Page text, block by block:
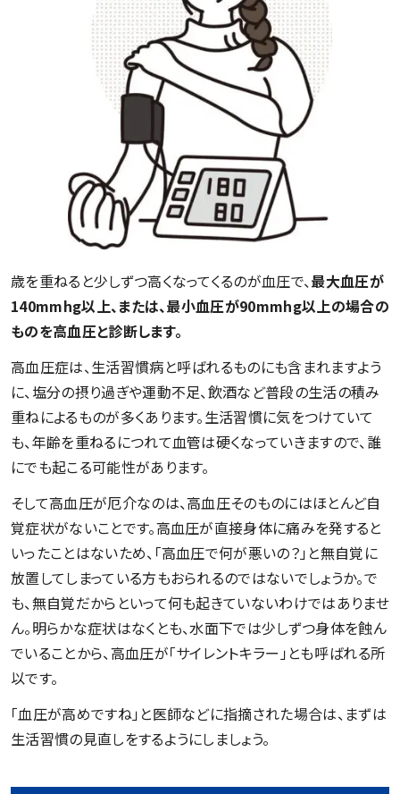
歳を重ねると少しずつ高くなってくるのが血圧で、最大血圧が
140mmhg以上、または、最小血圧が90mmhg以上の場合の
ものを高血圧と診断します。
高血圧症は、生活習慣病と呼ばれるものにも含まれますよう
に、塩分の摂り過ぎや運動不足、飲酒など普段の生活の積み
重ねによるものが多くあります。生活習慣に気をつけていて
も、年齢を重ねるにつれて血管は硬くなっていきますので、誰
にでも起こる可能性があります。
そして高血圧が厄介なのは、高血圧そのものにはほとんど自
覚症状がないことです。高血圧が直接身体に痛みを発すると
いったことはないため、「高血圧で何が悪いの？」と無自覚に
放置してしまっている方もおられるのではないでしょうか。で
も、無自覚だからといって何も起きていないわけではありませ
ん。明らかな症状はなくとも、水面下では少しずつ身体を蝕ん
でいることから、高血圧が「サイレントキラー」とも呼ばれる所
以です。
「血圧が高めですね」と医師などに指摘された場合は、まずは
生活習慣の見直しをするようにしましょう。